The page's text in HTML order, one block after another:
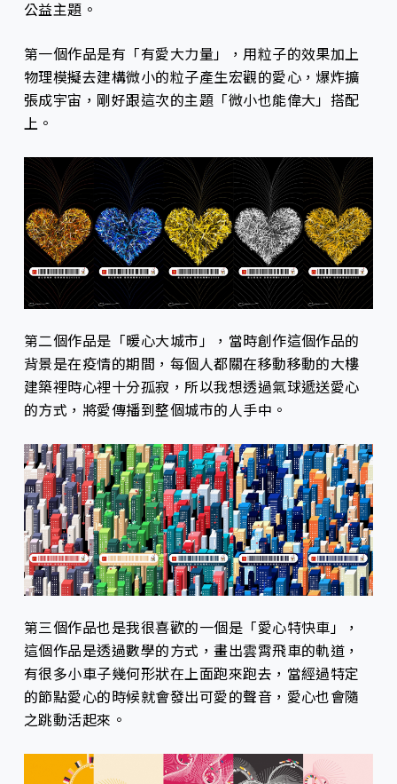
公益主題。
第一個作品是有「有愛大力量」，用粒子的效果加上
物理模擬去建構微小的粒子產生宏觀的愛心，爆炸擴
張成宇宙，剛好跟這次的主題「微小也能偉大」搭配
上。
第二個作品是「暖心大城市」，當時創作這個作品的
背景是在疫情的期間，每個人都關在移動移動的大樓
建築裡時心裡十分孤寂，所以我想透過氣球遞送愛心
的方式，將愛傳播到整個城市的人手中。
第三個作品也是我很喜歡的一個是「愛心特快車」，
這個作品是透過數學的方式，畫出雲霄飛車的軌道，
有很多小車子幾何形狀在上面跑來跑去，當經過特定
的節點愛心的時候就會發出可愛的聲音，愛心也會隨
之跳動活起來。